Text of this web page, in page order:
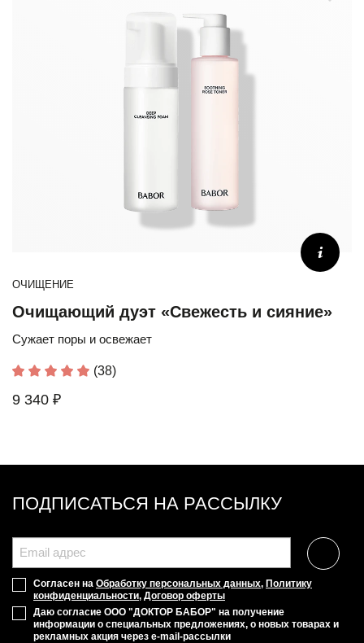
ОЧИЩЕНИЕ
Очищающий дуэт «Свежесть и сияние»
Сужает поры и освежает
(38)
9 340 ₽
ПОДПИСАТЬСЯ НА РАССЫЛКУ
Согласен на Обработку персональных данных, Политику
конфиденциальности, Договор оферты
Даю согласие ООО "ДОКТОР БАБОР" на получение
информации о специальных предложениях, о новых товарах и
рекламных акция через e-mail-рассылки